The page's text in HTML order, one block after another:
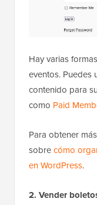
Hay varias
eventos. Puedes
contenido para
como Paid
Para obtener
sobrecómo
en WordPress.
2. Vender